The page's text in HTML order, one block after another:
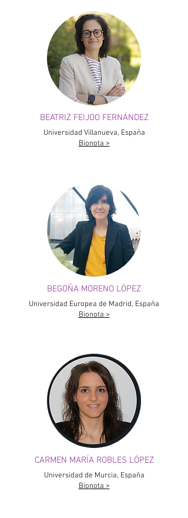
BEATRIZ FEIJOO FERNÁNDEZ
Universidad Villanueva, España
Bionota >
BEGOÑA MORENO LÓPEZ
Universidad Europea de Madrid, España
Bionota >
CARMEN MARÍA ROBLES LÓPEZ
Universidad de Murcia, España
Bionota >